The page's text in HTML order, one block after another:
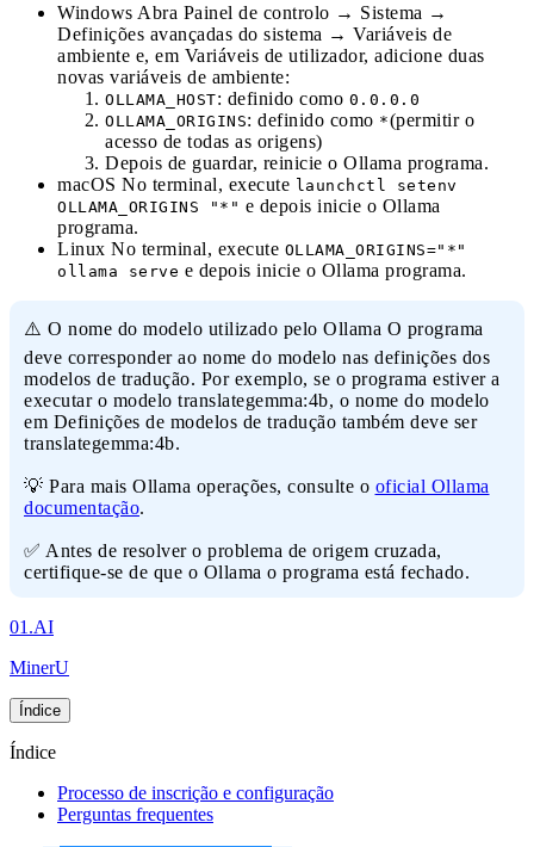
Windows Abra Painel de controlo → Sistema →
Definições avançadas do sistema → Variáveis de
ambiente e, em Variáveis de utilizador, adicione duas
novas variáveis de ambiente:
OLLAMA_HOST: definido como 0.0.0.0
OLLAMA_ORIGINS: definido como *(permitir o
acesso de todas as origens)
Depois de guardar, reinicie o Ollama programa.
macOS No terminal, execute launchctl setenv
OLLAMA_ORIGINS "*" e depois inicie o Ollama
programa.
Linux No terminal, execute OLLAMA_ORIGINS="*"
ollama serve e depois inicie o Ollama programa.
⚠️ O nome do modelo utilizado pelo Ollama O programa
deve corresponder ao nome do modelo nas definições dos
modelos de tradução. Por exemplo, se o programa estiver a
executar o modelo translategemma:4b, o nome do modelo
em Definições de modelos de tradução também deve ser
translategemma:4b.
💡 Para mais Ollama operações, consulte o oficial Ollama
documentação.
✅ Antes de resolver o problema de origem cruzada,
certifique-se de que o Ollama o programa está fechado.
01.AI
MinerU
Índice
Índice
Processo de inscrição e configuração
Perguntas frequentes